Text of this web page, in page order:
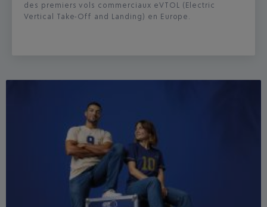
des premiers vols commerciaux eVTOL (Electric
Vertical Take-Off and Landing) en Europe.